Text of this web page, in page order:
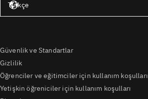
Türkçe
Güvenlik ve Standartlar
Gizlilik
Öğrenciler ve eğitimciler için kullanım koşulları
Yetişkin öğreniciler için kullanım koşulları